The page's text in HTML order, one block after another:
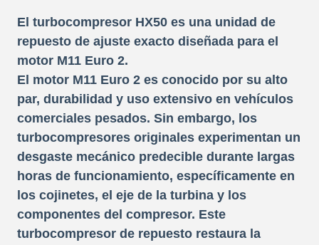
El turbocompresor HX50 es una unidad de
repuesto de ajuste exacto diseñada para el
motor M11 Euro 2.
El motor M11 Euro 2 es conocido por su alto
par, durabilidad y uso extensivo en vehículos
comerciales pesados. Sin embargo, los
turbocompresores originales experimentan un
desgaste mecánico predecible durante largas
horas de funcionamiento, específicamente en
los cojinetes, el eje de la turbina y los
componentes del compresor. Este
turbocompresor de repuesto restaura la